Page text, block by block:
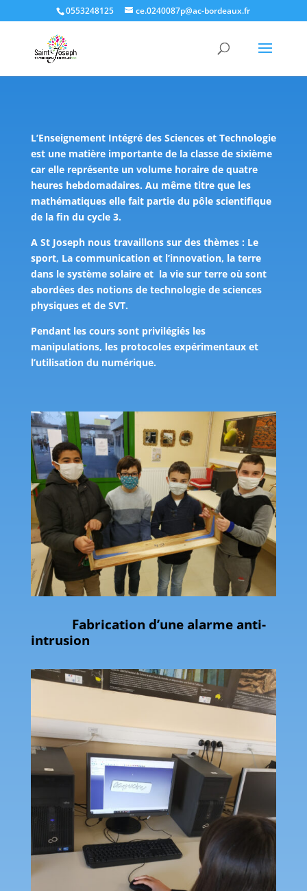
0553248125 ce.0240087p@ac-bordeaux.fr
L’Enseignement Intégré des Sciences et Technologie
est une matière importante de la classe de sixième
car elle représente un volume horaire de quatre
heures hebdomadaires. Au même titre que les
mathématiques elle fait partie du pôle scientifique
de la fin du cycle 3.
A St Joseph nous travaillons sur des thèmes : Le
sport, La communication et l’innovation, la terre
dans le système solaire et la vie sur terre où sont
abordées des notions de technologie de sciences
physiques et de SVT.
Pendant les cours sont privilégiés les
manipulations, les protocoles expérimentaux et
l’utilisation du numérique.
Fabrication d’une alarme anti-
intrusion